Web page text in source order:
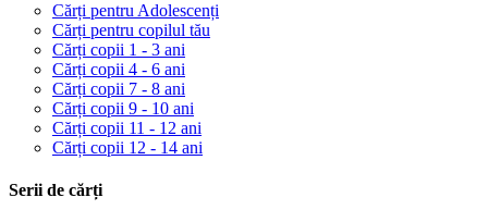
Cărți pentru Adolescenți
Cărți pentru copilul tău
Cărți copii 1 - 3 ani
Cărți copii 4 - 6 ani
Cărți copii 7 - 8 ani
Cărți copii 9 - 10 ani
Cărți copii 11 - 12 ani
Cărți copii 12 - 14 ani
Serii de cărți